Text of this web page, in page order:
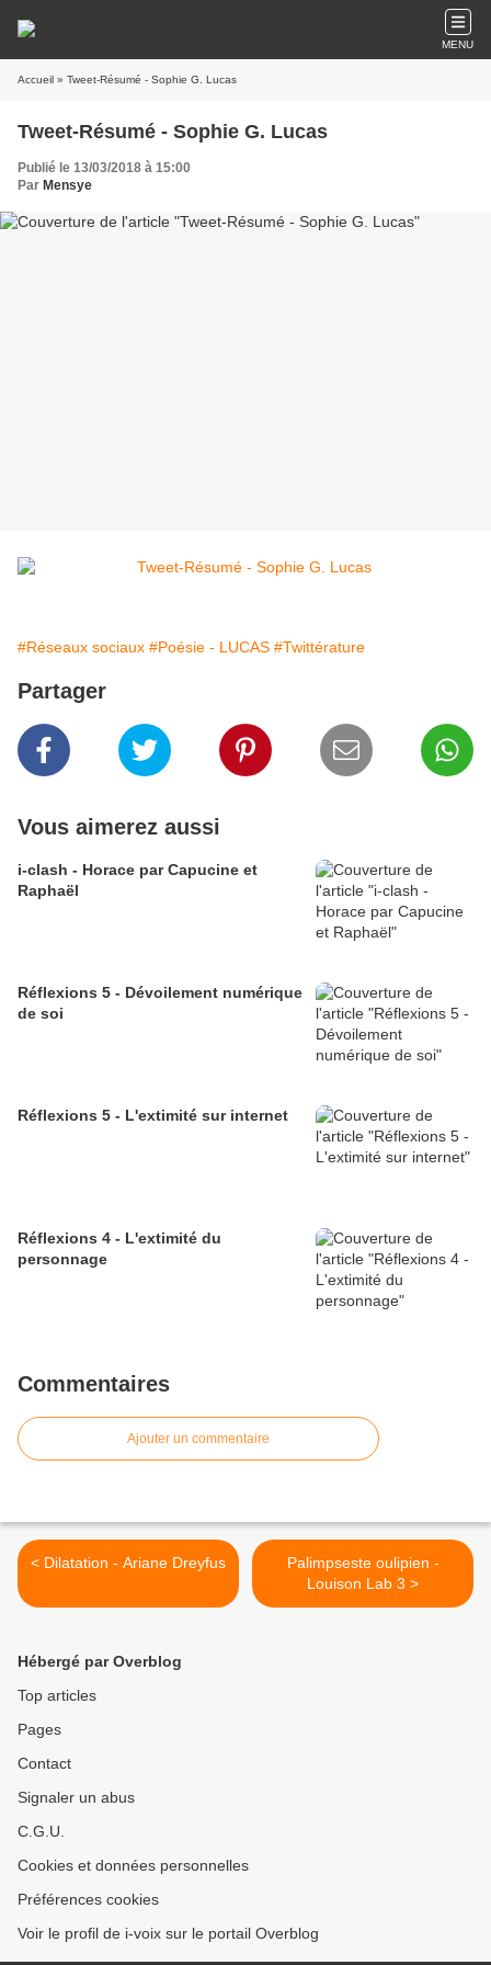
MENU
Accueil » Tweet-Résumé - Sophie G. Lucas
Tweet-Résumé - Sophie G. Lucas
Publié le 13/03/2018 à 15:00
Par Mensye
#Réseaux sociaux #Poésie - LUCAS #Twittérature
Partager
Vous aimerez aussi
i-clash - Horace par Capucine et
Raphaël
Réflexions 5 - Dévoilement numérique
de soi
Réflexions 5 - L'extimité sur internet
Réflexions 4 - L'extimité du
personnage
Commentaires
Ajouter un commentaire
< Dilatation - Ariane Dreyfus
Palimpseste oulipien -
Louison Lab 3 >
Hébergé par Overblog
Top articles
Pages
Contact
Signaler un abus
C.G.U.
Cookies et données personnelles
Préférences cookies
Voir le profil de i-voix sur le portail Overblog